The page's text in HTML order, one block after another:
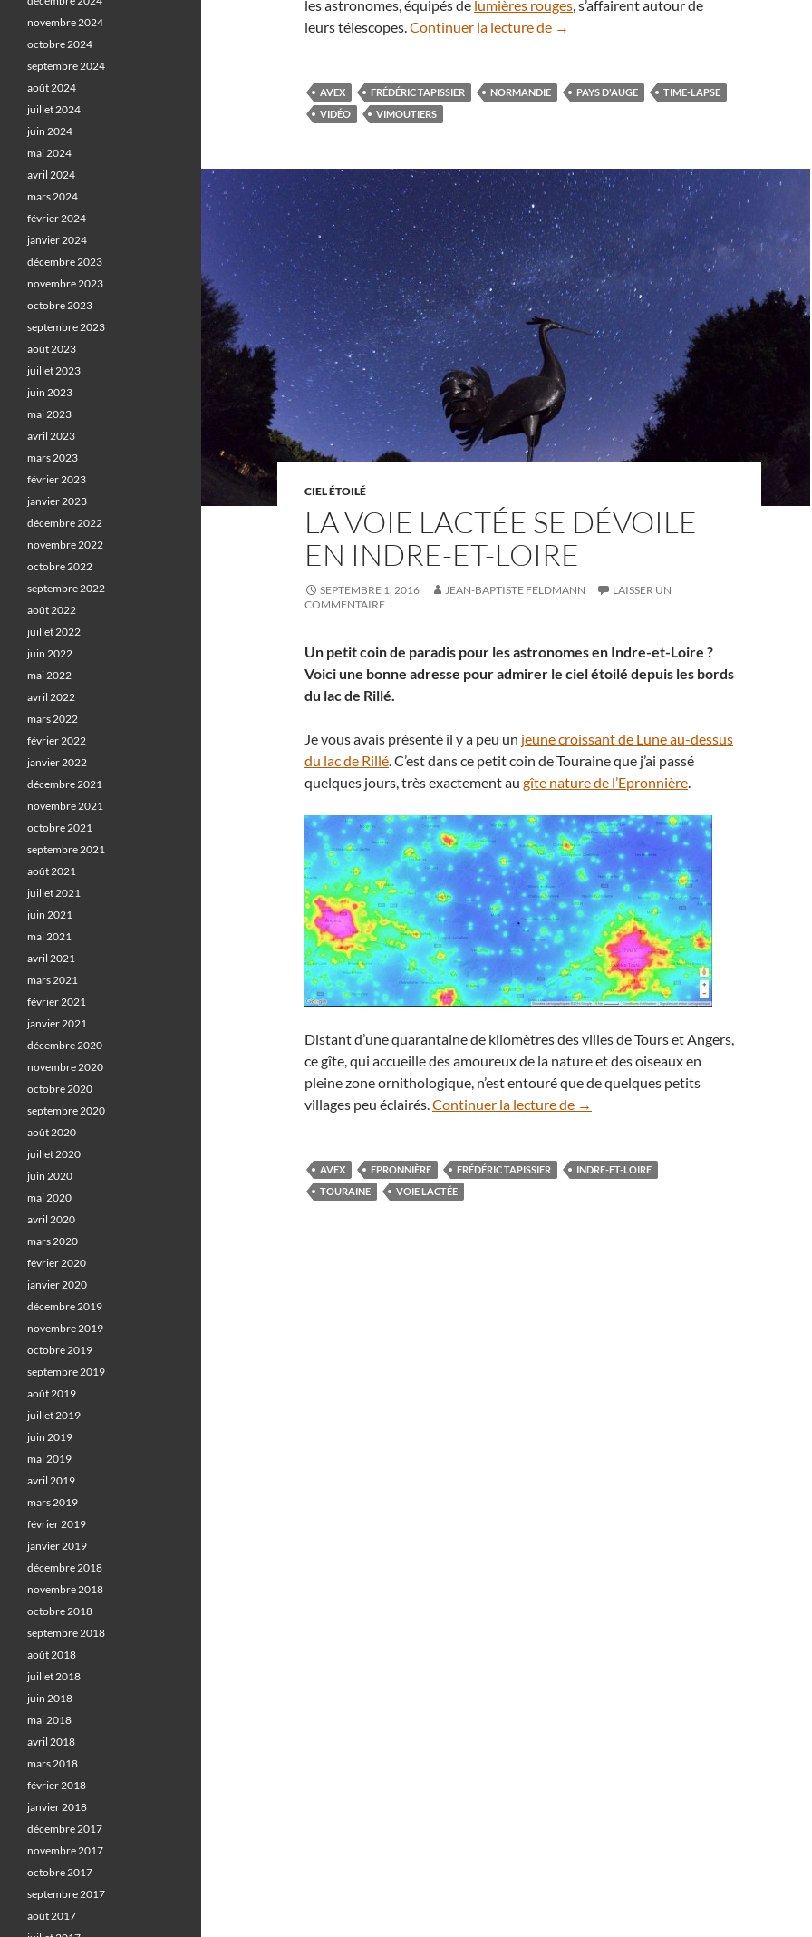
les astronomes, équipés de lumières rouges, s’affairent autour de
leurs télescopes.Continuer la lecture de En vidéo : nuit d’astronomie en
→
AVEX FRÉDÉRIC TAPISSIER NORMANDIE PAYS D'AUGE
TIME-LAPSE
VIDÉO
VIMOUTIERS
CIEL ÉTOILÉ
LA VOIE LACTÉE SE DÉVOILE
EN INDRE-ET-LOIRE
SEPTEMBRE 1, 2016 JEAN-BAPTISTE FELDMANN
LAISSER UN
COMMENTAIRE
Un petit coin de paradis pour les astronomes en Indre-et-Loire ?
Voici une bonne adresse pour admirer le ciel étoilé depuis les bords
du lac de Rillé.
Je vous avais présenté il y a peu un jeune croissant de Lune au-dessus
du lac de Rillé. C’est dans ce petit coin de Touraine que j’ai passé
quelques jours, très exactement au gîte nature de l’Epronnière.
Distant d’une quarantaine de kilomètres des villes de Tours et Angers,
ce gîte, qui accueille des amoureux de la nature et des oiseaux en
pleine zone ornithologique, n’est entouré que de quelques petits
villages peu éclairés.Continuer la lecture de La Voie lactée se dévoile en Indre-et-
→
AVEX EPRONNIÈRE FRÉDÉRIC TAPISSIER
INDRE-ET-LOIRE
TOURAINE
VOIE LACTÉE
novembre 2024
octobre 2024
septembre 2024
août 2024
juillet 2024
juin 2024
mai 2024
avril 2024
mars 2024
février 2024
janvier 2024
décembre 2023
novembre 2023
octobre 2023
septembre 2023
août 2023
juillet 2023
juin 2023
mai 2023
avril 2023
mars 2023
février 2023
janvier 2023
décembre 2022
novembre 2022
octobre 2022
septembre 2022
août 2022
juillet 2022
juin 2022
mai 2022
avril 2022
mars 2022
février 2022
janvier 2022
décembre 2021
novembre 2021
octobre 2021
septembre 2021
août 2021
juillet 2021
juin 2021
mai 2021
avril 2021
mars 2021
février 2021
janvier 2021
décembre 2020
novembre 2020
octobre 2020
septembre 2020
août 2020
juillet 2020
juin 2020
mai 2020
avril 2020
mars 2020
février 2020
janvier 2020
décembre 2019
novembre 2019
octobre 2019
septembre 2019
août 2019
juillet 2019
juin 2019
mai 2019
avril 2019
mars 2019
février 2019
janvier 2019
décembre 2018
novembre 2018
octobre 2018
septembre 2018
août 2018
juillet 2018
juin 2018
mai 2018
avril 2018
mars 2018
février 2018
janvier 2018
décembre 2017
novembre 2017
octobre 2017
septembre 2017
août 2017